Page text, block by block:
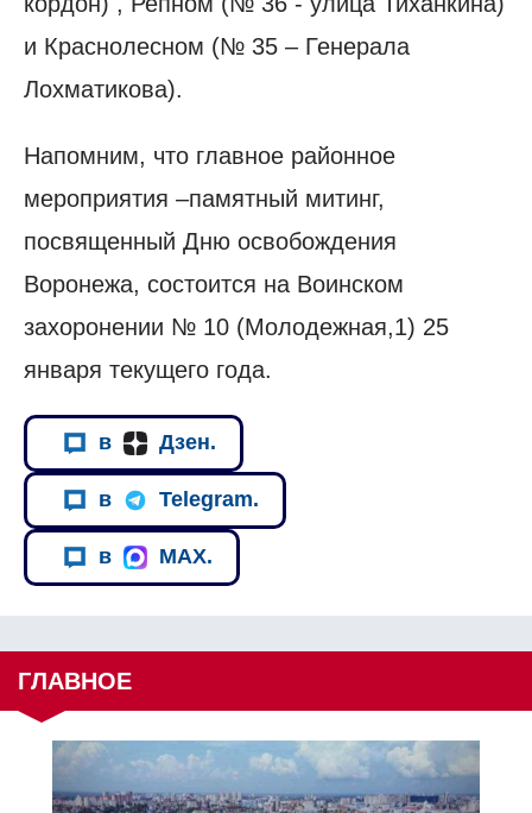
и Краснолесном (№ 35 – Генерала
Лохматикова).
Напомним, что главное районное
мероприятия –памятный митинг,
посвященный Дню освобождения
Воронежа, состоится на Воинском
захоронении № 10 (Молодежная,1) 25
января текущего года.
в Дзен.
в Telegram.
в MAX.
ГЛАВНОЕ